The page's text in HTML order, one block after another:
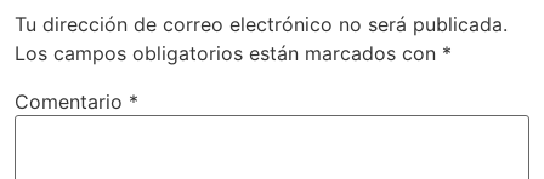
Tu dirección de correo electrónico no será publicada.
Los campos obligatorios están marcados con *
Comentario *